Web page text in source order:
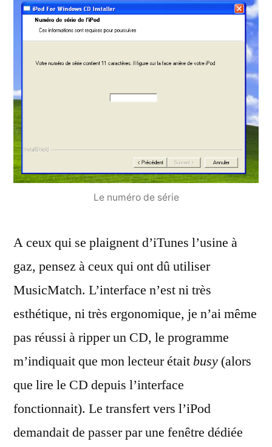
Le numéro de série
A ceux qui se plaignent d’iTunes l’usine à
gaz, pensez à ceux qui ont dû utiliser
MusicMatch. L’interface n’est ni très
esthétique, ni très ergonomique, je n’ai même
pas réussi à ripper un CD, le programme
m’indiquait que mon lecteur était busy (alors
que lire le CD depuis l’interface
fonctionnait). Le transfert vers l’iPod
demandait de passer par une fenêtre dédiée